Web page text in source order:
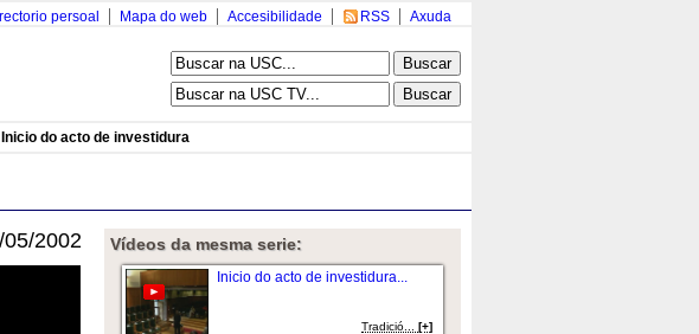
Axuda
RSS
Accesibilidade
Mapa do web
persoal
Inicio do acto de investidura
2002 Vídeos da mesma serie:
Inicio do acto de investidura...
Tradició...[+]